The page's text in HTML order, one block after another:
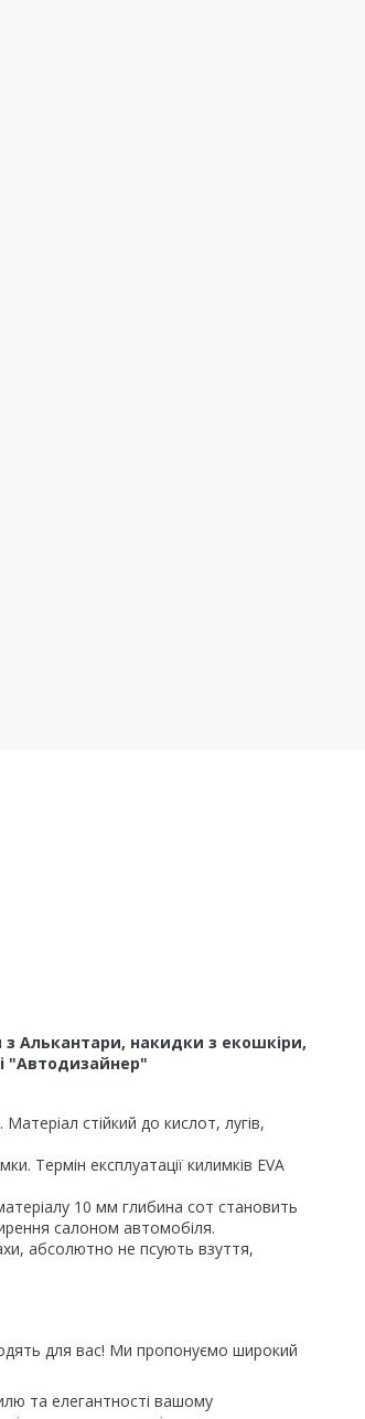
Алькантари, накидки з екошкіри,
"Автодизайнер"
стійкий до кислот, лугів,
Термін експлуатації килимків EVA
10 мм глибина сот становить
салоном автомобіля.
абсолютно не псують взуття,
для вас! Ми пропонуємо широкий
та елегантності вашому